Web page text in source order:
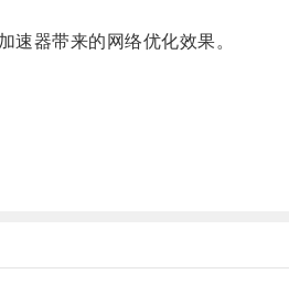
器带来的网络优化效果。